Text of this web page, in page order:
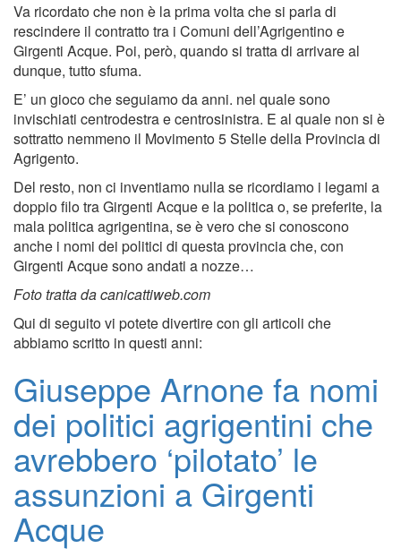
Va ricordato che non è la prima volta che si parla di
rescindere il contratto tra i Comuni dell’Agrigentino e
Girgenti Acque. Poi, però, quando si tratta di arrivare al
dunque, tutto sfuma.
E’ un gioco che seguiamo da anni. nel quale sono
invischiati centrodestra e centrosinistra. E al quale non si è
sottratto nemmeno il Movimento 5 Stelle della Provincia di
Agrigento.
Del resto, non ci inventiamo nulla se ricordiamo i legami a
doppio filo tra Girgenti Acque e la politica o, se preferite, la
mala politica agrigentina, se è vero che si conoscono
anche i nomi dei politici di questa provincia che, con
Girgenti Acque sono andati a nozze…
Foto tratta da canicattiweb.com
Qui di seguito vi potete divertire con gli articoli che
abbiamo scritto in questi anni:
Giuseppe Arnone fa nomi
dei politici agrigentini che
avrebbero ‘pilotato’ le
assunzioni a Girgenti
Acque